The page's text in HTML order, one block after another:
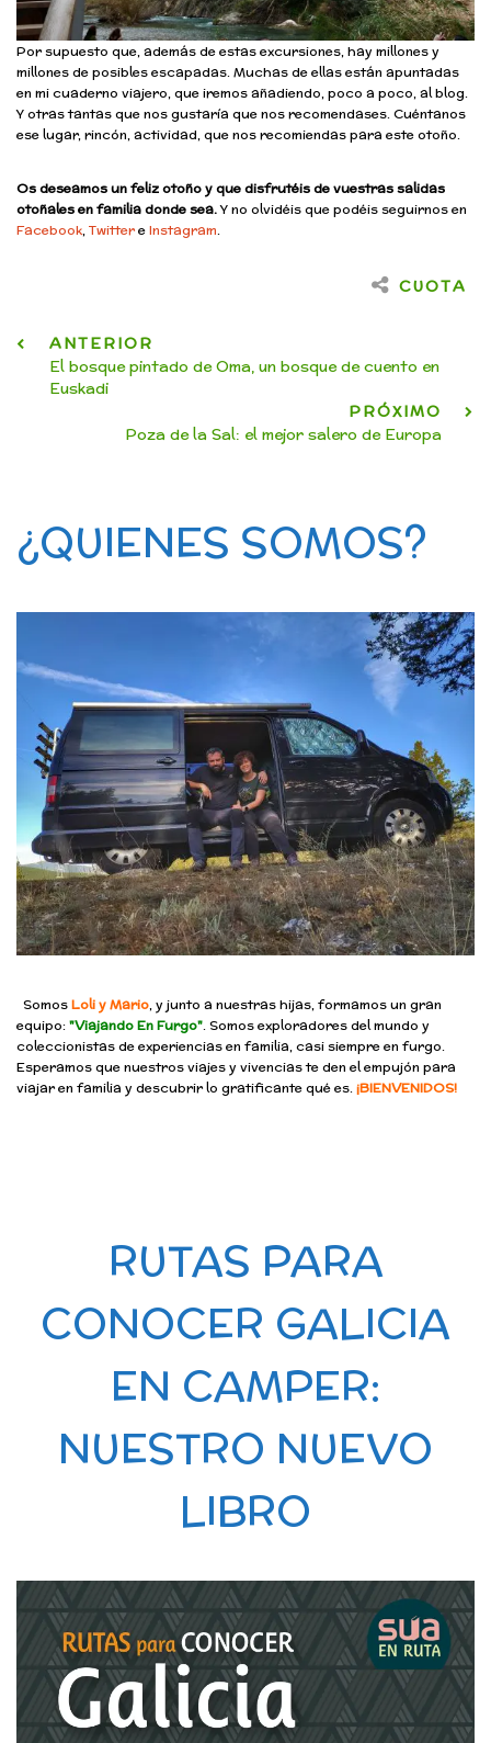
Por supuesto que, además de estas excursiones, hay millones y
millones de posibles escapadas. Muchas de ellas están apuntadas
en mi cuaderno viajero, que iremos añadiendo, poco a poco, al blog.
Y otras tantas que nos gustaría que nos recomendases. Cuéntanos
ese lugar, rincón, actividad, que nos recomiendas para este otoño.
Os deseamos un feliz otoño y que disfrutéis de vuestras salidas
otoñales en familia donde sea.Y no olvidéis que podéis seguirnos en
Facebook,TwittereInstagram.
CUOTA
ANTERIOR
El bosque pintado de Oma, un bosque de cuento en
Euskadi
PRÓXIMO
Poza de la Sal: el mejor salero de Europa
¿QUIENES SOMOS?
SomosLoli y Mario, y junto a nuestras hijas, formamos un gran
equipo:"Viajando En Furgo". Somos exploradores del mundo y
coleccionistas de experiencias en familia, casi siempre en furgo.
Esperamos que nuestros viajes y vivencias te den el empujón para
viajar en familia y descubrir lo gratificante qué es.¡BIENVENIDOS!
RUTAS PARA
CONOCER GALICIA
EN CAMPER:
NUESTRO NUEVO
LIBRO